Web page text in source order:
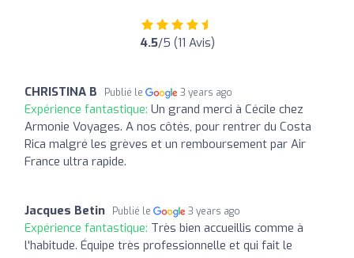
4.5/5 (11 Avis)
CHRISTINA B Publié le 3 years ago
Expérience fantastique: Un grand merci à Cécile chez
Armonie Voyages. A nos côtés, pour rentrer du Costa
Rica malgré les grèves et un remboursement par Air
France ultra rapide.
Jacques Betin Publié le 3 years ago
Expérience fantastique: Très bien accueillis comme à
l'habitude. Équipe très professionnelle et qui fait le